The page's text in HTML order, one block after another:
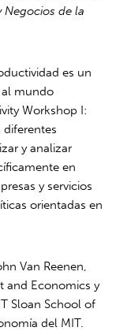
Negocios de la
es un
mundo
Workshop I:
y analizar
en
y servicios
orientadas en
Van Reenen,
and Economics y
Sloan School of
del MIT.